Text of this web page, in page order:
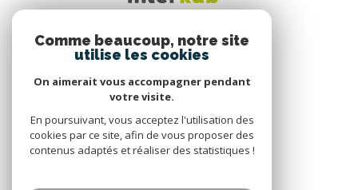
Nous suivre
Comme beaucoup, notre site
utilise les cookies
On aimerait vous accompagner pendant
votre visite.
En poursuivant, vous acceptez l'utilisation des
cookies par ce site, afin de vous proposer des
contenus adaptés et réaliser des statistiques !